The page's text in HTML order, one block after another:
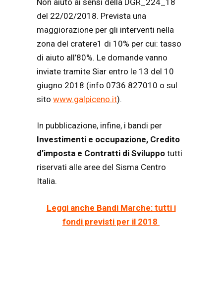
del 22/02/2018. Prevista una
maggiorazione per gli interventi nella
zona del cratere1 di 10% per cui: tasso
di aiuto all’80%. Le domande vanno
inviate tramite Siar entro le 13 del 10
giugno 2018 (info 0736 827010 o sul
sito www.galpiceno.it).
In pubblicazione, infine, i bandi per
Investimenti e occupazione, Credito
d’imposta e Contratti di Sviluppo tutti
riservati alle aree del Sisma Centro
Italia.
Leggi anche Bandi Marche: tutti i
fondi previsti per il 2018